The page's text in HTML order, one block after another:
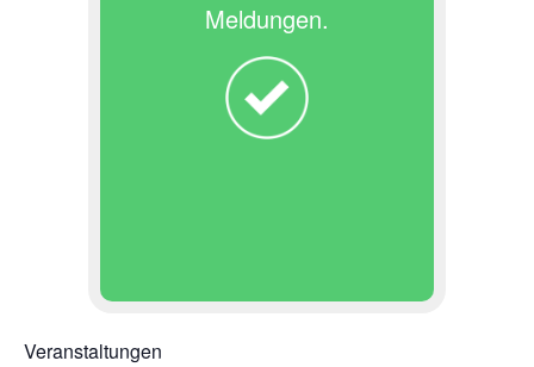
Meldungen.
Veranstaltungen